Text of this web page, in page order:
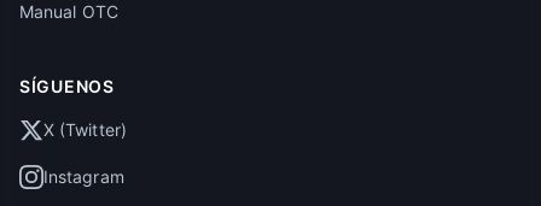
Manual OTC
SÍGUENOS
X (Twitter)
Instagram